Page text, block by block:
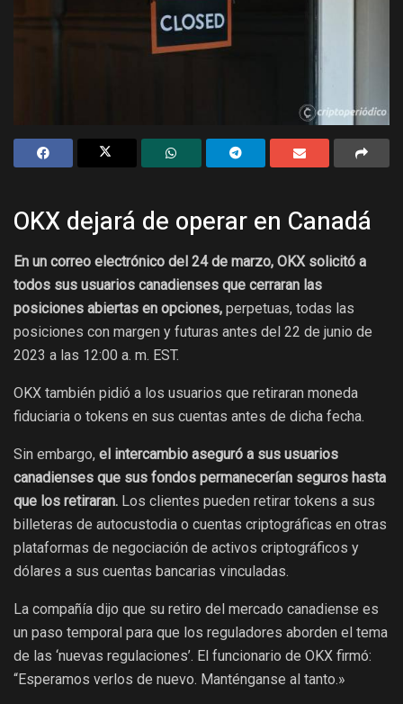
OKX dejará de operar en Canadá
En un correo electrónico del 24 de marzo, OKX solicitó a
todos sus usuarios canadienses que cerraran las
posiciones abiertas en opciones, perpetuas, todas las
posiciones con margen y futuras antes del 22 de junio de
2023 a las 12:00 a. m. EST.
OKX también pidió a los usuarios que retiraran moneda
fiduciaria o tokens en sus cuentas antes de dicha fecha.
Sin embargo, el intercambio aseguró a sus usuarios
canadienses que sus fondos permanecerían seguros hasta
que los retiraran. Los clientes pueden retirar tokens a sus
billeteras de autocustodia o cuentas criptográficas en otras
plataformas de negociación de activos criptográficos y
dólares a sus cuentas bancarias vinculadas.
La compañía dijo que su retiro del mercado canadiense es
un paso temporal para que los reguladores aborden el tema
de las ‘nuevas regulaciones’. El funcionario de OKX firmó:
“Esperamos verlos de nuevo. Manténganse al tanto.»